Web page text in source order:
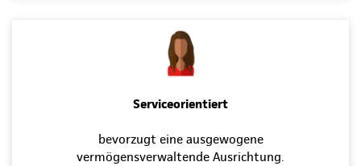
Serviceorientiert
bevorzugt eine ausgewogene
vermögensverwaltende Ausrichtung.